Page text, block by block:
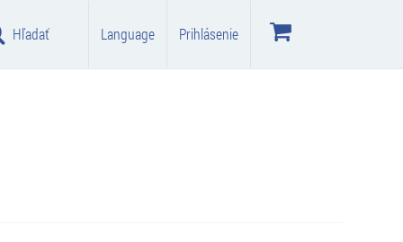
Hľadať Language Prihlásenie